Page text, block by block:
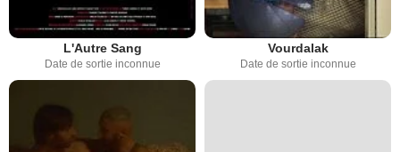
L'Autre Sang
Date de sortie inconnue
Vourdalak
Date de sortie inconnue